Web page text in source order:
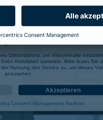
Drittanbieters, um Videoinhalte
Aktivitäten sammeln. Bitte lesen Sie
Nutzung des Service zu, um dieses
anzusehen.
Akzeptieren
Consent Management Platform